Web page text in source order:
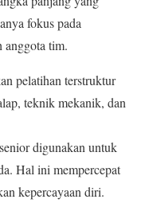
fokus pada
anggota tim.
pelatihan terstruktur
teknik mekanik, dan
digunakan untuk
Hal ini mempercepat
kepercayaan diri.